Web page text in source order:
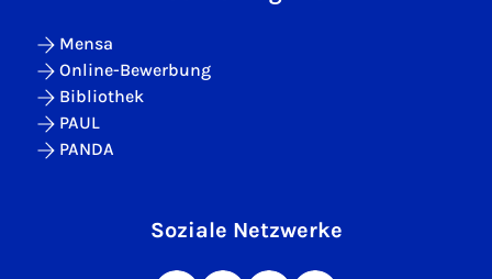
Mensa
Online-Bewerbung
Bibliothek
PAUL
PANDA
Soziale Netzwerke